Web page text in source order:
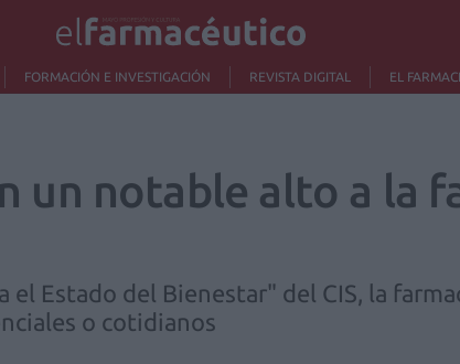
FORMACIÓN E INVESTIGACIÓN REVISTA DIGITAL EL
un notable alto a la
el Estado del Bienestar" del CIS, la
o cotidianos